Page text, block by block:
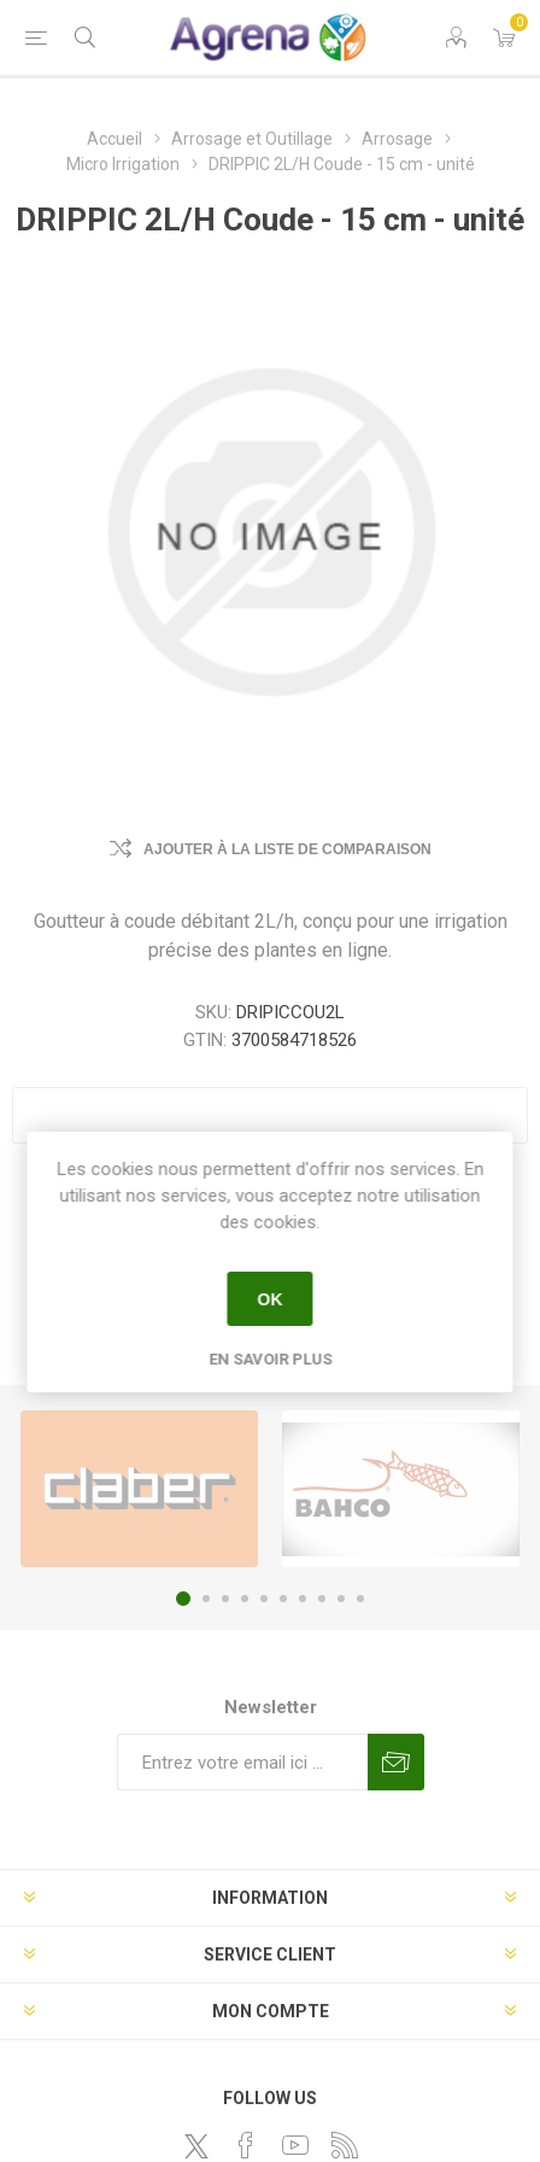
0
Accueil Arrosage et Outillage
Arrosage
Micro Irrigation
DRIPPIC 2L/H Coude - 15 cm - unité
DRIPPIC 2L/H Coude - 15 cm - unité
AJOUTER À LA LISTE DE COMPARAISON
Goutteur à coude débitant 2L/h, conçu pour une irrigation
précise des plantes en ligne.
SKU: DRIPICCOU2L
GTIN: 3700584718526
Share:
Newsletter
INFORMATION
SERVICE CLIENT
MON COMPTE
FOLLOW US
Les cookies nous permettent d'offrir nos services. En
utilisant nos services, vous acceptez notre utilisation
des cookies.
OK
EN SAVOIR PLUS